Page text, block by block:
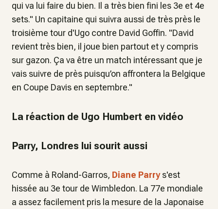
qui va lui faire du bien. Il a très bien fini les 3e et 4e
sets." Un capitaine qui suivra aussi de très près le
troisième tour d'Ugo contre David Goffin. "David
revient très bien, il joue bien partout et y compris
sur gazon. Ça va être un match intéressant que je
vais suivre de près puisqu’on affrontera la Belgique
en Coupe Davis en septembre."
La réaction de Ugo Humbert en vidéo
Parry, Londres lui sourit aussi
Comme à Roland-Garros, Diane Parrys'est
hissée au 3e tour de Wimbledon. La 77e mondiale
a assez facilement pris la mesure de la Japonaise